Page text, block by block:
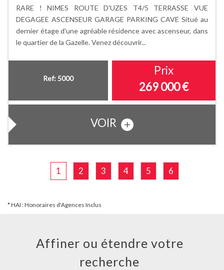
RARE ! NIMES ROUTE D'UZES T4/5 TERRASSE VUE
DEGAGEE ASCENSEUR GARAGE PARKING CAVE Situé au
dernier étage d'une agréable résidence avec ascenseur, dans
le quartier de la Gazelle. Venez découvrir...
Ref: 5000
Prix
269 000€
VOIR
1 2 3 4 5 6
* HAI : Honoraires d'Agences Inclus
Affiner ou étendre votre
recherche